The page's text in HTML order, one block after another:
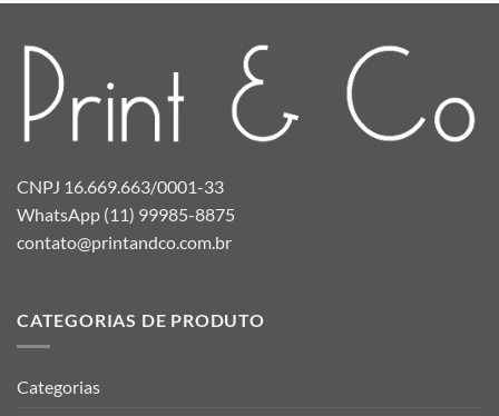
CNPJ 16.669.663/0001-33
WhatsApp (11) 99985-8875
contato@printandco.com.br
CATEGORIAS DE PRODUTO
Categorias